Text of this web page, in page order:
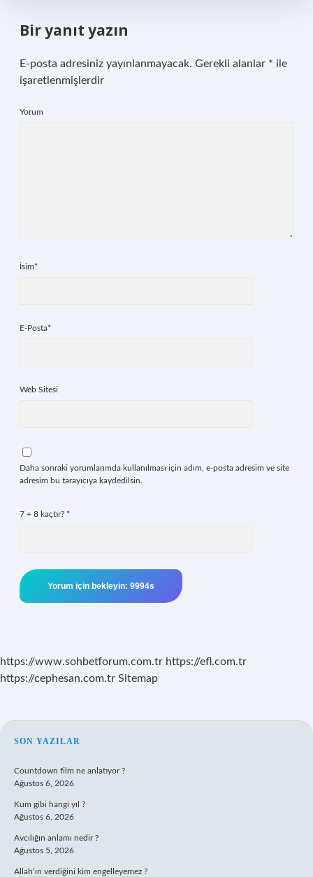
Bir yanıt yazın
E-posta adresiniz yayınlanmayacak. Gerekli alanlar * ile
işaretlenmişlerdir
Yorum
İsim*
E-Posta*
Web Sitesi
Daha sonraki yorumlarımda kullanılması için adım, e-posta adresim ve site
adresim bu tarayıcıya kaydedilsin.
7 + 8 kaçtır? *
https://www.sohbetforum.com.tr https://efl.com.tr
https://cephesan.com.tr Sitemap
SIDEBAR
SON YAZILAR
Countdown film ne anlatıyor ?
Ağustos 6, 2026
Kum gibi hangi yıl ?
Ağustos 6, 2026
Avcılığın anlamı nedir ?
Ağustos 5, 2026
Allah’ın verdiğini kim engelleyemez ?